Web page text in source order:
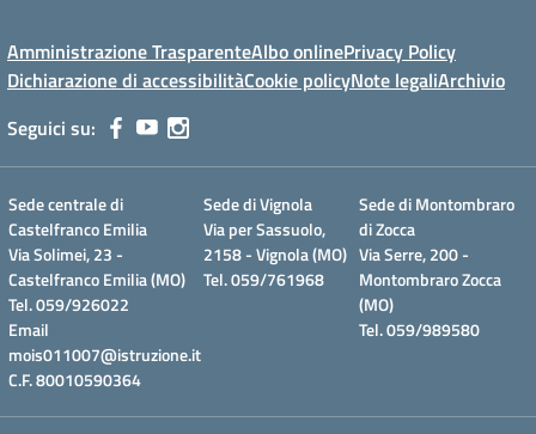
Amministrazione TrasparenteAlbo onlinePrivacy Policy
Dichiarazione di accessibilitàCookie policyNote legaliArchivio
Seguici su:
Sede centrale di
Castelfranco Emilia
Via Solimei, 23 -
Castelfranco Emilia (MO)
Tel. 059/926022
Email
mois011007@istruzione.it
C.F. 80010590364
Sede di Vignola
Via per Sassuolo,
2158 - Vignola (MO)
Tel. 059/761968
Sede di Montombraro
di Zocca
Via Serre, 200 -
Montombraro Zocca
(MO)
Tel. 059/989580